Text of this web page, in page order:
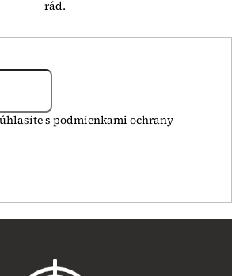
s podmienkami ochrany